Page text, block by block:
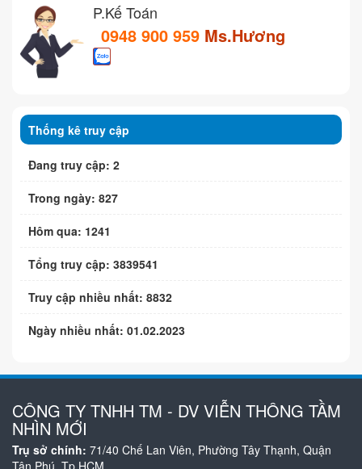
P.Kế Toán
0948 900 959 Ms.Hương
Thống kê truy cập
Đang truy cập: 2
Trong ngày: 827
Hôm qua: 1241
Tổng truy cập: 3839541
Truy cập nhiều nhất: 8832
Ngày nhiều nhất: 01.02.2023
CÔNG TY TNHH TM - DV VIỄN THÔNG TẦM
NHÌN MỚI
Trụ sở chính: 71/40 Chế Lan Viên, Phường Tây Thạnh, Quận